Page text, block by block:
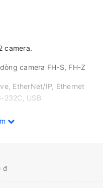
camera.
camera FH-S, FH-Z
EtherNet/IP, Ethernet
232C, USB
Measurement
đ